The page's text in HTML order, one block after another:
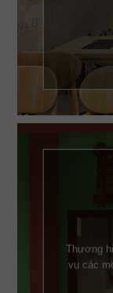
Thương
vụ các